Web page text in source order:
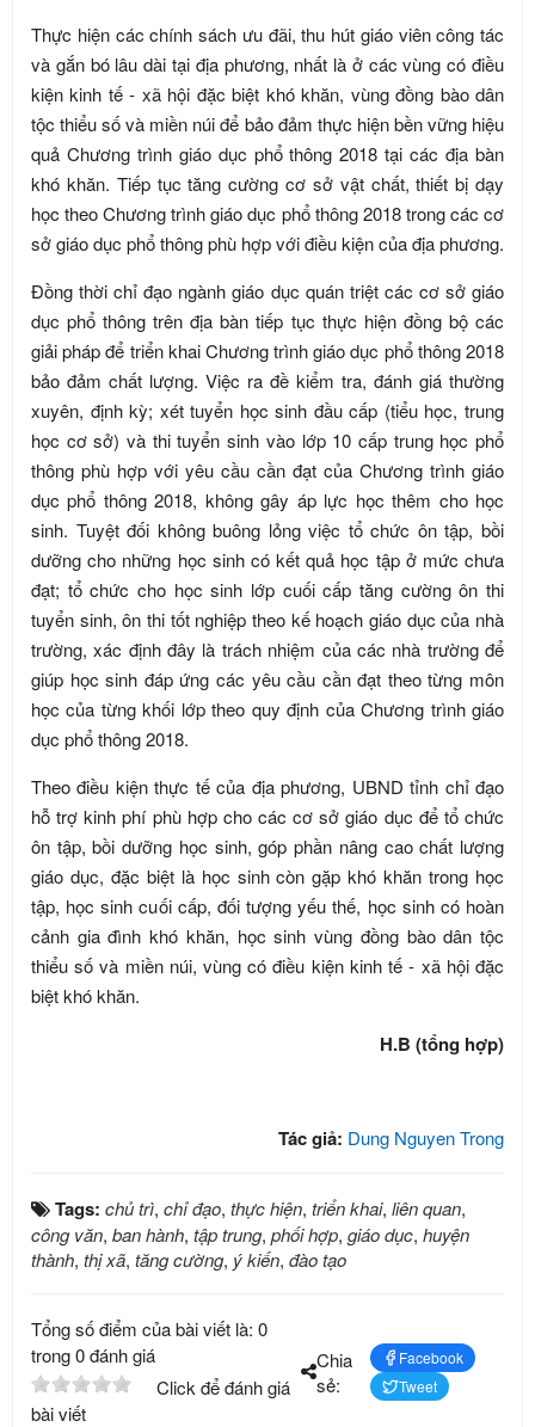
Thực hiện các chính sách ưu đãi, thu hút giáo viên công tác
và gắn bó lâu dài tại địa phương, nhất là ở các vùng có điều
kiện kinh tế - xã hội đặc biệt khó khăn, vùng đồng bào dân
tộc thiểu số và miền núi để bảo đảm thực hiện bền vững hiệu
quả Chương trình giáo dục phổ thông 2018 tại các địa bàn
khó khăn. Tiếp tục tăng cường cơ sở vật chất, thiết bị dạy
học theo Chương trình giáo dục phổ thông 2018 trong các cơ
sở giáo dục phổ thông phù hợp với điều kiện của địa phương.
Đồng thời chỉ đạo ngành giáo dục quán triệt các cơ sở giáo
dục phổ thông trên địa bàn tiếp tục thực hiện đồng bộ các
giải pháp để triển khai Chương trình giáo dục phổ thông 2018
bảo đảm chất lượng. Việc ra đề kiểm tra, đánh giá thường
xuyên, định kỳ; xét tuyển học sinh đầu cấp (tiểu học, trung
học cơ sở) và thi tuyển sinh vào lớp 10 cấp trung học phổ
thông phù hợp với yêu cầu cần đạt của Chương trình giáo
dục phổ thông 2018, không gây áp lực học thêm cho học
sinh. Tuyệt đối không buông lỏng việc tổ chức ôn tập, bồi
dưỡng cho những học sinh có kết quả học tập ở mức chưa
đạt; tổ chức cho học sinh lớp cuối cấp tăng cường ôn thi
tuyển sinh, ôn thi tốt nghiệp theo kế hoạch giáo dục của nhà
trường, xác định đây là trách nhiệm của các nhà trường để
giúp học sinh đáp ứng các yêu cầu cần đạt theo từng môn
học của từng khối lớp theo quy định của Chương trình giáo
dục phổ thông 2018.
Theo điều kiện thực tế của địa phương, UBND tỉnh chỉ đạo
hỗ trợ kinh phí phù hợp cho các cơ sở giáo dục để tổ chức
ôn tập, bồi dưỡng học sinh, góp phần nâng cao chất lượng
giáo dục, đặc biệt là học sinh còn gặp khó khăn trong học
tập, học sinh cuối cấp, đối tượng yếu thế, học sinh có hoàn
cảnh gia đình khó khăn, học sinh vùng đồng bào dân tộc
thiểu số và miền núi, vùng có điều kiện kinh tế - xã hội đặc
biệt khó khăn.
H.B (tổng hợp)
Tác giả: Dung Nguyen Trong
Tags: chủ trì, chỉ đạo, thực hiện, triển khai, liên quan,
công văn, ban hành, tập trung, phối hợp, giáo dục, huyện
thành, thị xã, tăng cường, ý kiến, đào tạo
Tổng số điểm của bài viết là: 0
trong 0 đánh giá
Click để đánh giá
bài viết
Chia
sẻ:
Facebook
Tweet